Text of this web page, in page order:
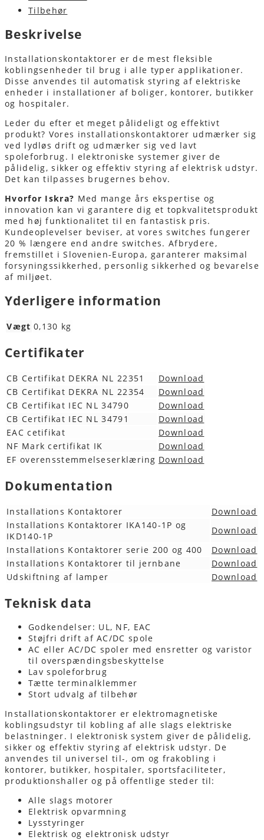
Tilbehør
Beskrivelse
Installationskontaktorer er de mest fleksible
koblingsenheder til brug i alle typer applikationer.
Disse anvendes til automatisk styring af elektriske
enheder i installationer af boliger, kontorer, butikker
og hospitaler.
Leder du efter et meget pålideligt og effektivt
produkt? Vores installationskontaktorer udmærker sig
ved lydløs drift og udmærker sig ved lavt
spoleforbrug. I elektroniske systemer giver de
pålidelig, sikker og effektiv styring af elektrisk udstyr.
Det kan tilpasses brugernes behov.
Hvorfor Iskra? Med mange års ekspertise og
innovation kan vi garantere dig et topkvalitetsprodukt
med høj funktionalitet til en fantastisk pris.
Kundeoplevelser beviser, at vores switches fungerer
20 % længere end andre switches. Afbrydere,
fremstillet i Slovenien-Europa, garanterer maksimal
forsyningssikkerhed, personlig sikkerhed og bevarelse
af miljøet.
Yderligere information
Vægt 0,130 kg
Certifikater
CB Certifikat DEKRA NL 22351
Download
CB Certifikat DEKRA NL 22354
Download
CB Certifikat IEC NL 34790
Download
CB Certifikat IEC NL 34791
Download
EAC cetifikat
Download
NF Mark certifikat IK
Download
EF overensstemmelseserklæring Download
Dokumentation
Installations Kontaktorer
Download
Installations Kontaktorer IKA140-1P og
IKD140-1P
Download
Installations Kontaktorer serie 200 og 400
Download
Installations Kontaktorer til jernbane
Download
Udskiftning af lamper
Download
Teknisk data
Godkendelser: UL, NF, EAC
Støjfri drift af AC/DC spole
AC eller AC/DC spoler med ensretter og varistor
til overspændingsbeskyttelse
Lav spoleforbrug
Tætte terminalklemmer
Stort udvalg af tilbehør
Installationskontaktorer er elektromagnetiske
koblingsudstyr til kobling af alle slags elektriske
belastninger. I elektronisk system giver de pålidelig,
sikker og effektiv styring af elektrisk udstyr. De
anvendes til universel til-, om og frakobling i
kontorer, butikker, hospitaler, sportsfaciliteter,
produktionshaller og på offentlige steder til:
Alle slags motorer
Elektrisk opvarmning
Lysstyringer
Elektrisk og elektronisk udstyr